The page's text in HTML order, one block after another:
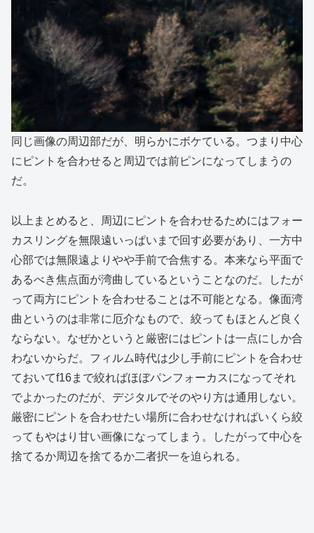
同じ画像の周辺部だが、明らかにボケている。つまり中心
にピントを合わせると周辺では前ピンになってしまうの
だ。
以上まとめると、周辺にピントを合わせるためにはフォー
カスリングを無限遠いっぱいまで回す必要があり、一方中
心部では無限遠よりやや手前で合焦する。本来なら平面で
あるべき焦点面が湾曲しているということなのだ。したが
って両方にピントを合わせることは不可能となる。像面湾
曲というのは非常に厄介なもので、絞ってもほとんど良く
ならない。なぜかというと厳密にはピントは一点にしか合
わないからだ。フィルム時代は少し手前にピントを合わせ
ておいてf16まで絞ればほぼパンフォーカスになってそれ
でよかったのだが、デジタルでそのやり方は通用しない。
厳密にピントを合わせたい場所に合わせなければいくら絞
ってもやはり甘い画像になってしまう。したがって中心を
捨てるか周辺を捨てるか二者択一を迫られる。